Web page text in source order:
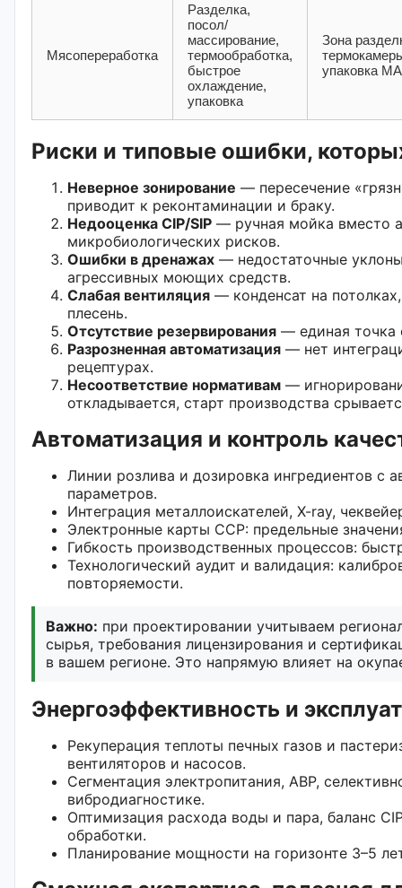
Мясопереработка
Разделка,
посол/
массирование,
термообработка,
быстрое
охлаждение,
упаковка
Зона
упаковка
Риски и типовые ошибки,
Неверное зонирование — пересечение
приводит к реконтаминации и браку.
Недооценка CIP/SIP — ручная мойка вместо
микробиологических рисков.
Ошибки в дренажах — недостаточные
агрессивных моющих средств.
Слабая вентиляция — конденсат на
плесень.
Отсутствие резервирования — единая точка
Разрозненная автоматизация — нет
рецептурах.
Несоответствие нормативам —
откладывается, старт производства
Автоматизация и контроль
Линии розлива и дозировка ингредиентов с
параметров.
Интеграция металлоискателей, X-ray,
Электронные карты CCP: предельные
Гибкость производственных процессов:
Технологический аудит и валидация:
повторяемости.
Важно: при проектировании учитываем
сырья, требования лицензирования и
в вашем регионе. Это напрямую влияет на
Энергоэффективность и
Рекуперация теплоты печных газов и
вентиляторов и насосов.
Сегментация электропитания, АВР,
вибродиагностике.
Оптимизация расхода воды и пара, баланс
обработки.
Планирование мощности на горизонте 3–5